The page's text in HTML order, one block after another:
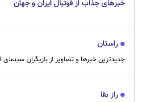
خبرهای جذاب از فوتبال ایران و جهان
راستان
جدیدترین خبرها و تصاویر از بازیگران سینمای
راز بقا